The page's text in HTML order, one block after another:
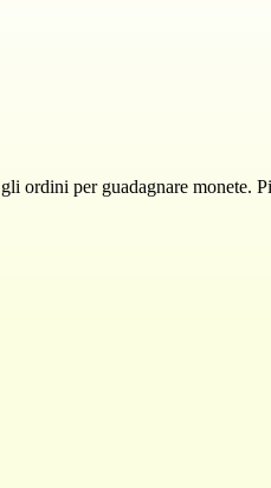
ordini per guadagnare monete.